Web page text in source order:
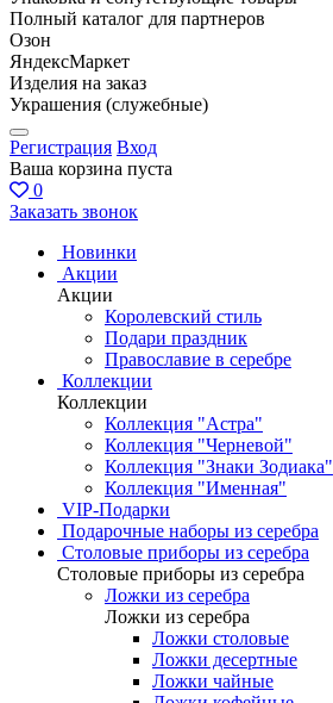
Полный каталог для партнеров
Озон
ЯндексМаркет
Изделия на заказ
Украшения (служебные)
Регистрация Вход
Ваша корзина пуста
0
Заказать звонок
Новинки
Акции
Акции
Королевский стиль
Подари праздник
Православие в серебре
Коллекции
Коллекции
Коллекция "Астра"
Коллекция "Черневой"
Коллекция "Знаки Зодиака"
Коллекция "Именная"
VIP-Подарки
Подарочные наборы из серебра
Столовые приборы из серебра
Столовые приборы из серебра
Ложки из серебра
Ложки из серебра
Ложки столовые
Ложки десертные
Ложки чайные